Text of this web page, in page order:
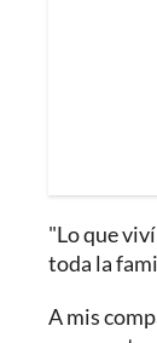
"Lo que
toda la
A mis